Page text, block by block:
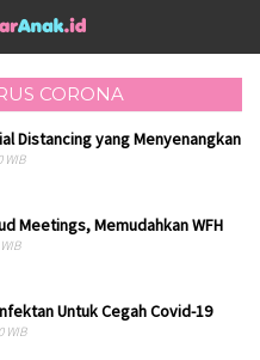
CORONA
Distancing yang Menyenangkan
WIB
Meetings, Memudahkan WFH
Untuk Cegah Covid-19
WIB